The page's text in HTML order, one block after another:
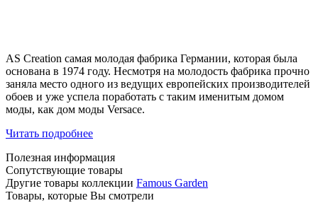
AS Creation самая молодая фабрика Германии, которая была
основана в 1974 году. Несмотря на молодость фабрика прочно
заняла место одного из ведущих европейских производителей
обоев и уже успела поработать с таким именитым домом
моды, как дом моды Versace.
Читать подробнее
Полезная информация
Сопутствующие товары
Другие товары коллекции Famous Garden
Товары, которые Вы смотрели